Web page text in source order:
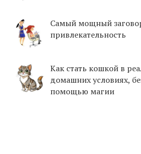
Самый мощный
привлекательность
Как стать кошкой в
домашних условиях,
помощью магии